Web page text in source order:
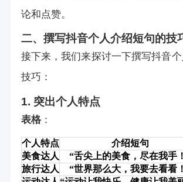
论和点赞。
二、撰写抖音个人介绍短句的技
接下来，我们来探讨一下撰写抖音
技巧：
1. 突出个人特点
表格：
个人特点
介绍短句
美食达人
“舌尖上的美食，尽在我手
旅行达人
“世界那么大，我要去看看